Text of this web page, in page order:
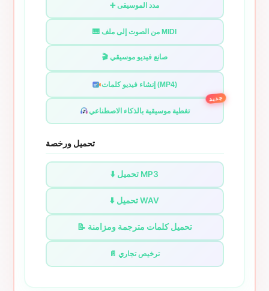
➕ مدد الموسيقى
🎹 من الصوت إلى ملف MIDI
🎬 صانع فيديو موسيقي
إنشاء فيديو كلمات (MP4)
تغطية موسيقية بالذكاء الاصطناعي
جديد
تحميل ورخصة
⬇️ تحميل MP3
⬇️ تحميل WAV
📝 تحميل كلمات مترجمة ومزامنة
📄 ترخيص تجاري